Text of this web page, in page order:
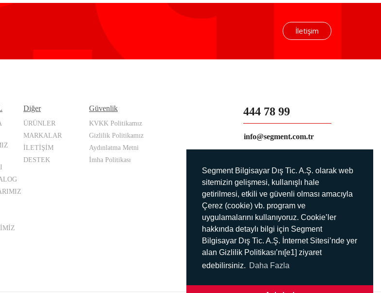
Segment Bilgisayar Dış Tic. A.Ş. olarak web
sitemizin gelişmesi, kullanışlı hale
getirilmesi, etkili ve güvenli olması amacıyla
Çerez (cookie) vb. program ve
uygulamalarını kullanıyoruz. Cookie’ler
hakkında detaylı bilgi için Segment
Bilgisayar Dış Tic. A.Ş. İnternet Sitesi’nde yer
alan Gizlilik Politikası’nı[e1] ziyaret
edebilirsiniz. Daha Fazla
İletişim
Diğer
ÜRÜNLER
MARKALAR
İLETİŞİM
DESTEK
Güvenlik
KVKK Politikamız
Gizlilik Politikamız
Aydınlatma Metni
İmha Politikası
444 78 99
info@segment.com.tr